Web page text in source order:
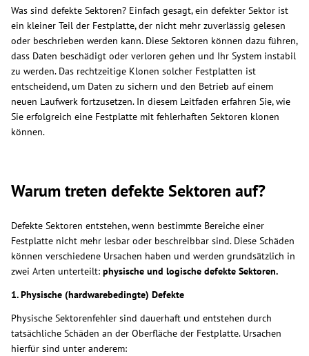
Was sind defekte Sektoren? Einfach gesagt, ein defekter Sektor ist
ein kleiner Teil der Festplatte, der nicht mehr zuverlässig gelesen
oder beschrieben werden kann. Diese Sektoren können dazu führen,
dass Daten beschädigt oder verloren gehen und Ihr System instabil
zu werden. Das rechtzeitige Klonen solcher Festplatten ist
entscheidend, um Daten zu sichern und den Betrieb auf einem
neuen Laufwerk fortzusetzen. In diesem Leitfaden erfahren Sie, wie
Sie erfolgreich eine Festplatte mit fehlerhaften Sektoren klonen
können.​
Warum treten defekte Sektoren auf?
Defekte Sektoren entstehen, wenn bestimmte Bereiche einer
Festplatte nicht mehr lesbar oder beschreibbar sind. Diese Schäden
können verschiedene Ursachen haben und werden grundsätzlich in
zwei Arten unterteilt: physische und logische defekte Sektoren.
1. Physische (hardwarebedingte) Defekte
Physische Sektorenfehler sind dauerhaft und entstehen durch
tatsächliche Schäden an der Oberfläche der Festplatte. Ursachen
hierfür sind unter anderem: